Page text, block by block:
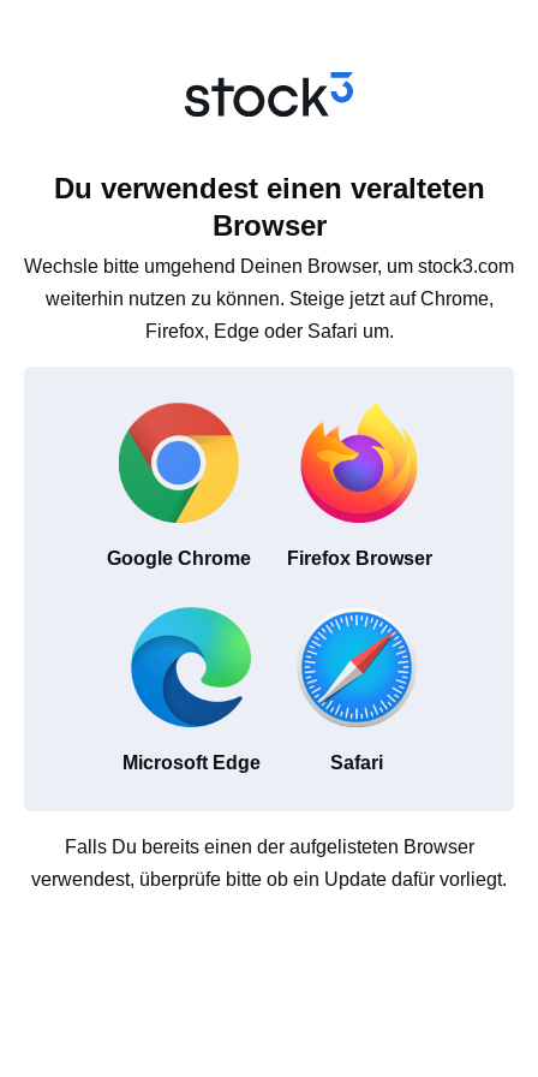
Du verwendest einen veralteten
Browser
Wechsle bitte umgehend Deinen Browser, um stock3.com
weiterhin nutzen zu können. Steige jetzt auf Chrome,
Firefox, Edge oder Safari um.
Google Chrome Firefox Browser
Microsoft Edge Safari
Falls Du bereits einen der aufgelisteten Browser
verwendest, überprüfe bitte ob ein Update dafür vorliegt.